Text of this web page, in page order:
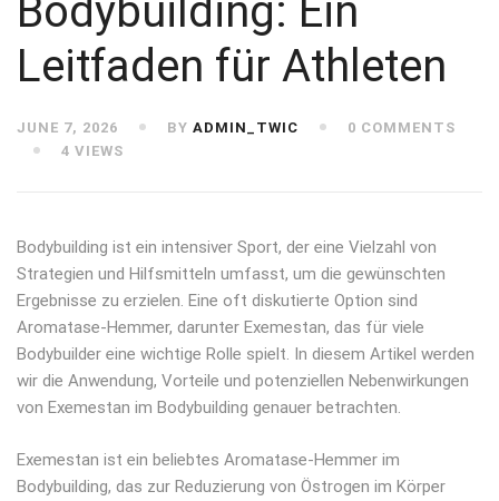
Bodybuilding: Ein
Leitfaden für Athleten
JUNE 7, 2026 BY ADMIN_TWIC
0 COMMENTS
4 VIEWS
Bodybuilding ist ein intensiver Sport, der eine Vielzahl von
Strategien und Hilfsmitteln umfasst, um die gewünschten
Ergebnisse zu erzielen. Eine oft diskutierte Option sind
Aromatase-Hemmer, darunter Exemestan, das für viele
Bodybuilder eine wichtige Rolle spielt. In diesem Artikel werden
wir die Anwendung, Vorteile und potenziellen Nebenwirkungen
von Exemestan im Bodybuilding genauer betrachten.
Exemestan ist ein beliebtes Aromatase-Hemmer im
Bodybuilding, das zur Reduzierung von Östrogen im Körper